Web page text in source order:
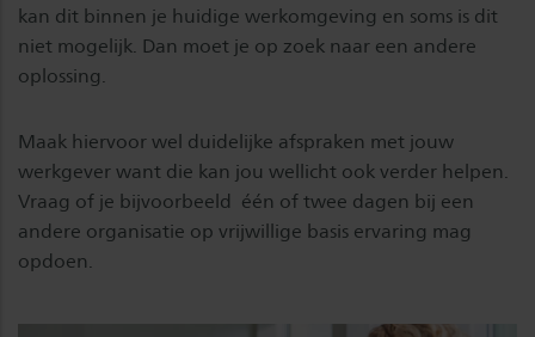
kan dit binnen je huidige werkomgeving en soms is dit
niet mogelijk. Dan moet je op zoek naar een andere
oplossing.
Maak hiervoor wel duidelijke afspraken met jouw
werkgever want die kan jou wellicht ook verder helpen.
Vraag of je bijvoorbeeld één of twee dagen bij een
andere organisatie op vrijwillige basis ervaring mag
opdoen.